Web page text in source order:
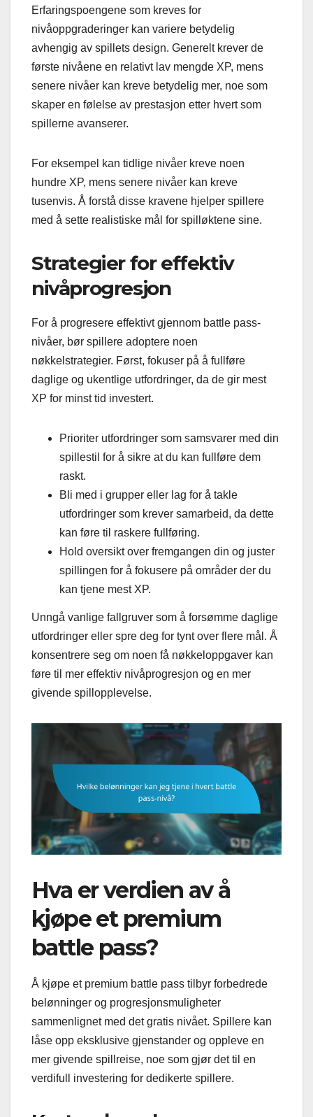
Erfaringspoengene som kreves for
nivåoppgraderinger kan variere betydelig
avhengig av spillets design. Generelt krever de
første nivåene en relativt lav mengde XP, mens
senere nivåer kan kreve betydelig mer, noe som
skaper en følelse av prestasjon etter hvert som
spillerne avanserer.
For eksempel kan tidlige nivåer kreve noen
hundre XP, mens senere nivåer kan kreve
tusenvis. Å forstå disse kravene hjelper spillere
med å sette realistiske mål for spilløktene sine.
Strategier for effektiv
nivåprogresjon
For å progresere effektivt gjennom battle pass-
nivåer, bør spillere adoptere noen
nøkkelstrategier. Først, fokuser på å fullføre
daglige og ukentlige utfordringer, da de gir mest
XP for minst tid investert.
Prioriter utfordringer som samsvarer med din
spillestil for å sikre at du kan fullføre dem
raskt.
Bli med i grupper eller lag for å takle
utfordringer som krever samarbeid, da dette
kan føre til raskere fullføring.
Hold oversikt over fremgangen din og juster
spillingen for å fokusere på områder der du
kan tjene mest XP.
Unngå vanlige fallgruver som å forsømme daglige
utfordringer eller spre deg for tynt over flere mål. Å
konsentrere seg om noen få nøkkeloppgaver kan
føre til mer effektiv nivåprogresjon og en mer
givende spillopplevelse.
Hva er verdien av å
kjøpe et premium
battle pass?
Å kjøpe et premium battle pass tilbyr forbedrede
belønninger og progresjonsmuligheter
sammenlignet med det gratis nivået. Spillere kan
låse opp eksklusive gjenstander og oppleve en
mer givende spillreise, noe som gjør det til en
verdifull investering for dedikerte spillere.